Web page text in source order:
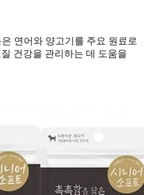
연어와 양고기를 주요 원료로
건강을 관리하는 데 도움을